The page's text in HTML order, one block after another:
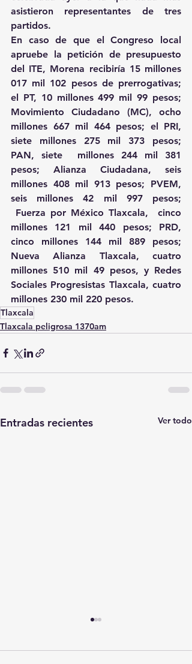
asistieron representantes de tres
partidos.
En caso de que el Congreso local
apruebe la petición de presupuesto
del ITE, Morena recibiría 15 millones
017 mil 102 pesos de prerrogativas;
el PT, 10 millones 499 mil 99 pesos;
Movimiento Ciudadano (MC), ocho
millones 667 mil 464 pesos; el PRI,
siete millones 275 mil 373 pesos;
PAN, siete  millones 244 mil 381
pesos; Alianza Ciudadana, seis
millones 408 mil 913 pesos; PVEM,
seis millones 42 mil 997 pesos;
Fuerza por México Tlaxcala,  cinco
millones 121 mil 440 pesos; PRD,
cinco millones 144 mil 889 pesos;
Nueva Alianza Tlaxcala, cuatro
millones 510 mil 49 pesos, y Redes
Sociales Progresistas Tlaxcala, cuatro
millones 230 mil 220 pesos.
Tlaxcala
Tlaxcala peligrosa 1370am
Entradas recientes Ver todo